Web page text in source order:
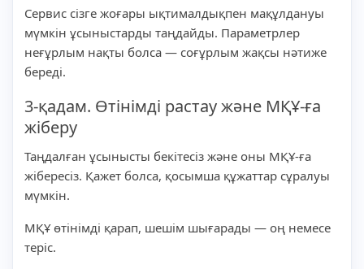
Сервис сізге жоғары ықтималдықпен мақұлдануы
мүмкін ұсыныстарды таңдайды. Параметрлер
неғұрлым нақты болса — соғұрлым жақсы нәтиже
береді.
3-қадам. Өтінімді растау және МҚҰ-ға
жіберу
Таңдалған ұсынысты бекітесіз және оны МҚҰ-ға
жібересіз. Қажет болса, қосымша құжаттар сұралуы
мүмкін.
МҚҰ өтінімді қарап, шешім шығарады — оң немесе
теріс.